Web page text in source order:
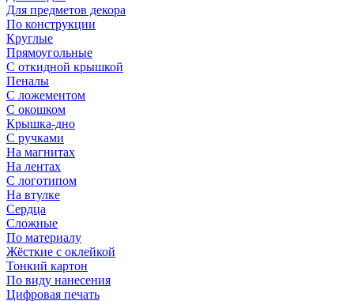
Для предметов декора
По конструкции
Круглые
Прямоугольные
С откидной крышкой
Пеналы
С ложементом
С окошком
Крышка-дно
С ручками
На магнитах
На лентах
С логотипом
На втулке
Сердца
Сложные
По материалу
Жёсткие с оклейкой
Тонкий картон
По виду нанесения
Цифровая печать